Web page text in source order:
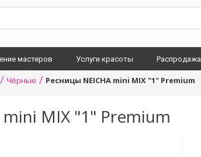
мастеров Услуги красоты Распродажа
/ Чёрные / Ресницы NEICHA mini MIX "1" Premium
MIX "1" Premium